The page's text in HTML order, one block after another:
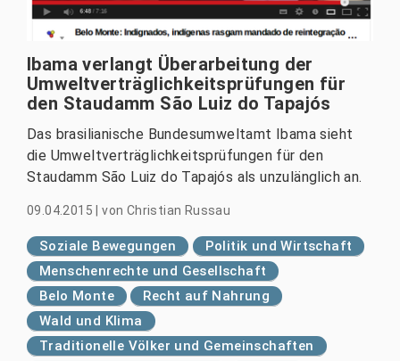
Ibama verlangt Überarbeitung der
Umweltverträglichkeitsprüfungen für
den Staudamm São Luiz do Tapajós
Das brasilianische Bundesumweltamt Ibama sieht
die Umweltverträglichkeitsprüfungen für den
Staudamm São Luiz do Tapajós als unzulänglich an.
09.04.2015 |von Christian Russau
Soziale Bewegungen
Politik und Wirtschaft
Menschenrechte und Gesellschaft
Belo Monte
Recht auf Nahrung
Wald und Klima
Traditionelle Völker und Gemeinschaften